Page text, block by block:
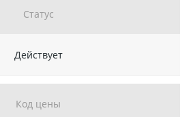
Статус
Действует
Код цены